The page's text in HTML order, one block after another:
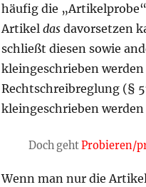
häufig die
Artikel dasdavorsetzen
schließt diesen sowie
kleingeschrieben
Rechtschreibreglung (§
kleingeschrieben
Doch gehtProbieren/
Wenn man nur die